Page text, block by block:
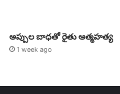
అప్పుల బాధతో రైతు ఆత్మహత్య
1 week ago